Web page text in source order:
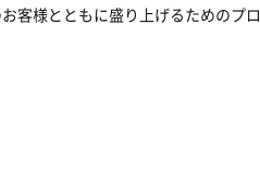
客様とともに盛り上げるためのプ